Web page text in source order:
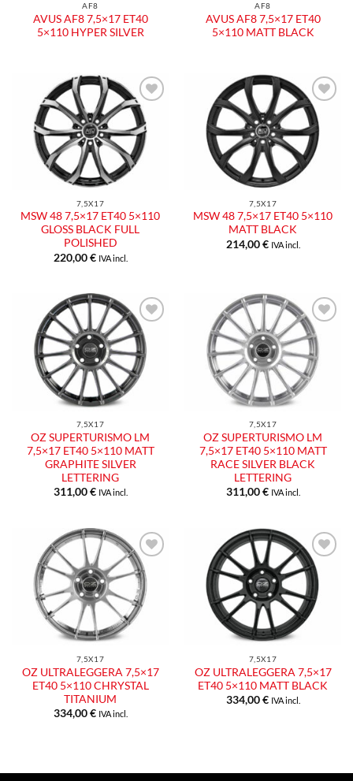
AF8
AVUS AF8 7,5×17 ET40
5×110 HYPER SILVER
AF8
AVUS AF8 7,5×17 ET40
5×110 MATT BLACK
Aggiungi
alla lista
dei
desideri
7,5X17
MSW 48 7,5×17 ET40 5×110
GLOSS BLACK FULL
POLISHED
220,00€ IVA incl.
Aggiungi
alla lista
dei
desideri
7,5X17
MSW 48 7,5×17 ET40 5×110
MATT BLACK
214,00€ IVA incl.
Aggiungi
alla lista
dei
desideri
7,5X17
OZ SUPERTURISMO LM
7,5×17 ET40 5×110 MATT
GRAPHITE SILVER
LETTERING
311,00€ IVA incl.
Aggiungi
alla lista
dei
desideri
7,5X17
OZ SUPERTURISMO LM
7,5×17 ET40 5×110 MATT
RACE SILVER BLACK
LETTERING
311,00€ IVA incl.
Aggiungi
alla lista
dei
desideri
7,5X17
OZ ULTRALEGGERA 7,5×17
ET40 5×110 CHRYSTAL
TITANIUM
334,00€ IVA incl.
Aggiungi
alla lista
dei
desideri
7,5X17
OZ ULTRALEGGERA 7,5×17
ET40 5×110 MATT BLACK
334,00€ IVA incl.